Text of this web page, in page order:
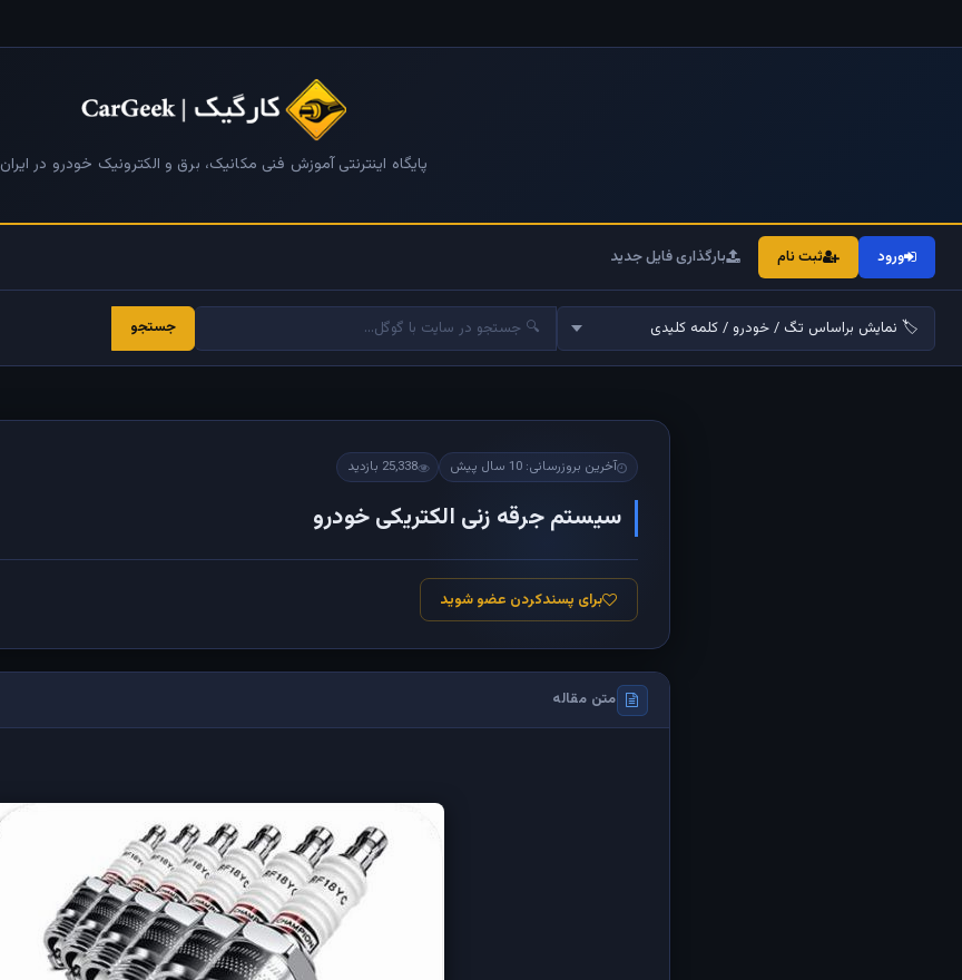
پایگاه اینترنتی آموزش فنی مکانیک، برق و الکترونیک خودرو در ایران
ورود ثبت نام بارگذاری فایل جدید
جستجو
آخرین بروزرسانی: 10 سال پیش 25,338 بازدید
سیستم جرقه زنی الکتریکی خودرو
برای پسندکردن عضو شوید
متن مقاله